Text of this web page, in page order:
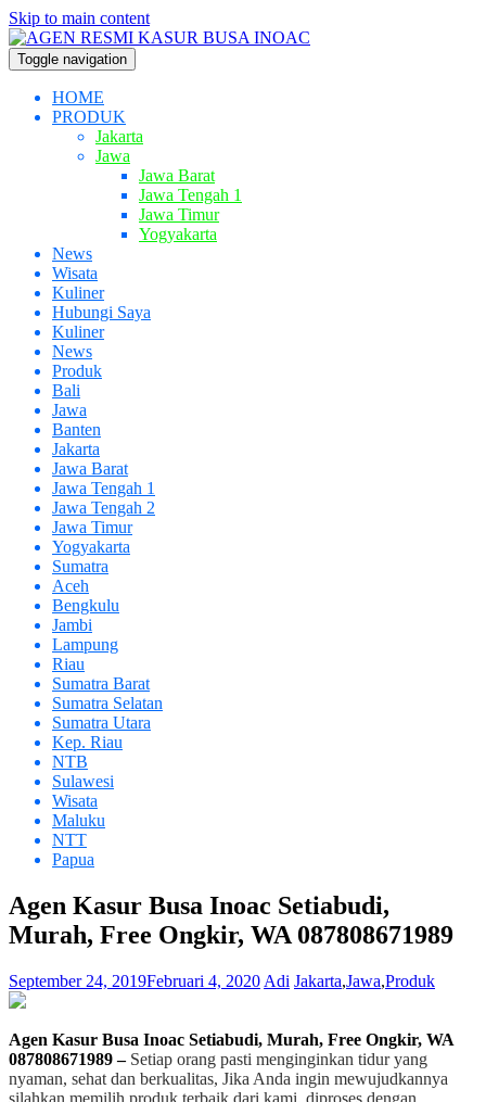
Skip to main content
Toggle navigation
HOME
PRODUK
Jakarta
Jawa
Jawa Barat
Jawa Tengah 1
Jawa Timur
Yogyakarta
News
Wisata
Kuliner
Hubungi Saya
Kuliner
News
Produk
Bali
Jawa
Banten
Jakarta
Jawa Barat
Jawa Tengah 1
Jawa Tengah 2
Jawa Timur
Yogyakarta
Sumatra
Aceh
Bengkulu
Jambi
Lampung
Riau
Sumatra Barat
Sumatra Selatan
Sumatra Utara
Kep. Riau
NTB
Sulawesi
Wisata
Maluku
NTT
Papua
Agen Kasur Busa Inoac Setiabudi,
Murah, Free Ongkir, WA 087808671989
September 24, 2019Februari 4, 2020 Adi Jakarta,Jawa,Produk
Agen Kasur Busa Inoac Setiabudi, Murah, Free Ongkir, WA
087808671989 – Setiap orang pasti menginginkan tidur yang
nyaman, sehat dan berkualitas, Jika Anda ingin mewujudkannya
silahkan memilih produk terbaik dari kami, diproses dengan